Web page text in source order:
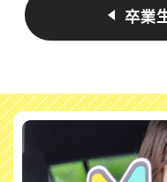
卒業